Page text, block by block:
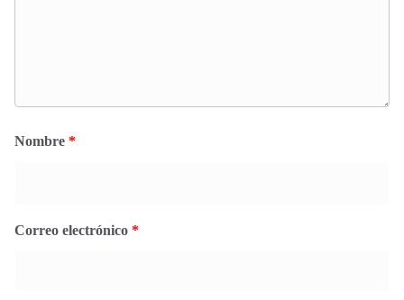
Nombre *
Correo electrónico *